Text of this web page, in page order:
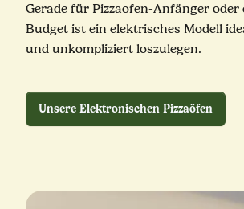
Gerade für Pizzaofen-Anfänger oder
Budget ist ein elektrisches Modell
und unkompliziert loszulegen.
Unsere Elektronischen Pizzaöfen